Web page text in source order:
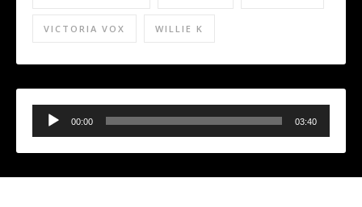
VICTORIA VOX WILLIE K
Audio
Player
00:00 03:40